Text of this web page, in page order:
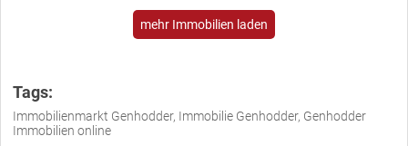
mehr Immobilien laden
Tags:
Immobilienmarkt Genhodder, Immobilie Genhodder, Genhodder
Immobilien online